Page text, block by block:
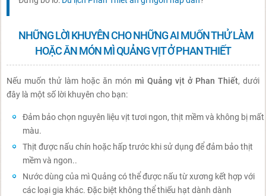
NHỮNG LỜI KHUYÊN CHO NHỮNG AI MUỐN THỬ LÀM
HOẶC ĂN MÓN MÌ QUẢNG VỊT Ở PHAN THIẾT
Nếu muốn thử làm hoặc ăn món mì Quảng vịt ở Phan Thiết, dưới
đây là một số lời khuyên cho bạn:
Đảm bảo chọn nguyên liệu vịt tươi ngon, thịt mềm và không bị mất
màu.
Thịt được nấu chín hoặc hấp trước khi sử dụng để đảm bảo thịt
mềm và ngon..
Nước dùng của mì Quảng có thể được nấu từ xương kết hợp với
các loại gia khác. Đặc biệt không thể thiếu hạt dành dành